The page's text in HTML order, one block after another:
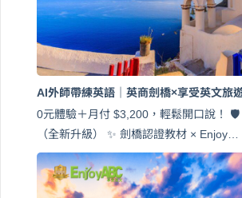
AI外師帶練英語｜英商劍橋×享受英文旅
0元體驗＋月付 $3,200，輕鬆開口說！ 🛡️
（全新升級） ✨ 劍橋認證教材 × Enjoy…